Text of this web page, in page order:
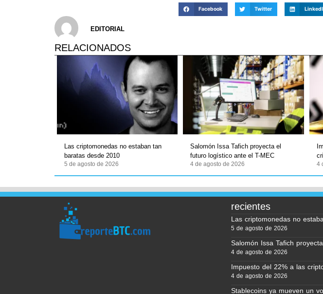
Facebook Twitter
EDITORIAL
RELACIONADOS
Las criptomonedas no estaban tan
baratas desde 2010
5 de agosto de 2026
Salomón Issa Tafich proyecta el
futuro logístico ante el T-MEC
4 de agosto de 2026 4
recientes
Las criptomonedas no
5 de agosto de 2026
Salomón Issa Tafich
4 de agosto de 2026
Impuesto del 22% a las
4 de agosto de 2026
Stablecoins ya mueven un